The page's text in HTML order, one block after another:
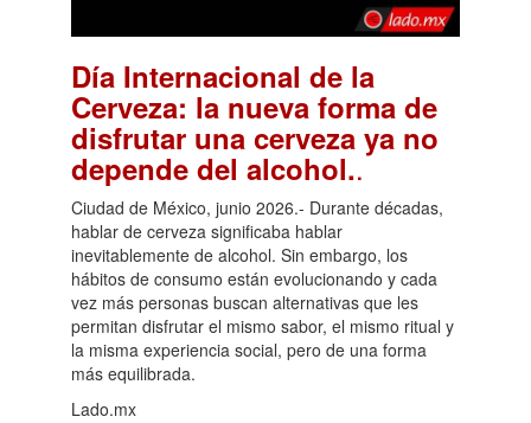
Día Internacional de la
Cerveza: la nueva forma de
disfrutar una cerveza ya no
depende del alcohol..
Ciudad de México, junio 2026.- Durante décadas,
hablar de cerveza significaba hablar
inevitablemente de alcohol. Sin embargo, los
hábitos de consumo están evolucionando y cada
vez más personas buscan alternativas que les
permitan disfrutar el mismo sabor, el mismo ritual y
la misma experiencia social, pero de una forma
más equilibrada.
Lado.mx